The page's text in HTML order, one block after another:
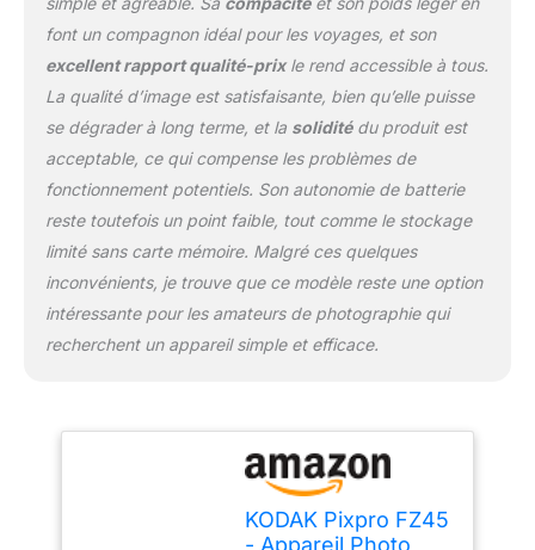
- L'appareil photo Kodak
Pixpro FZ45 dispose
d'un mode de
stabilisateur optique,
pour vous permettre de
créer des images nettes
et précises.
font un compagnon idéal pour les voyages, et son
excellent rapport qualité-prixle rend accessible à tous.
La qualité d’image est satisfaisante, bien qu’elle puisse
se dégrader à long terme, et la soliditédu produit est
acceptable, ce qui compense les problèmes de
fonctionnement potentiels. Son autonomie de batterie
reste toutefois un point faible, tout comme le stockage
limité sans carte mémoire. Malgré ces quelques
inconvénients, je trouve que ce modèle reste une option
intéressante pour les amateurs de photographie qui
recherchent un appareil simple et efficace.
KODAK Pixpro FZ45
- Appareil Photo